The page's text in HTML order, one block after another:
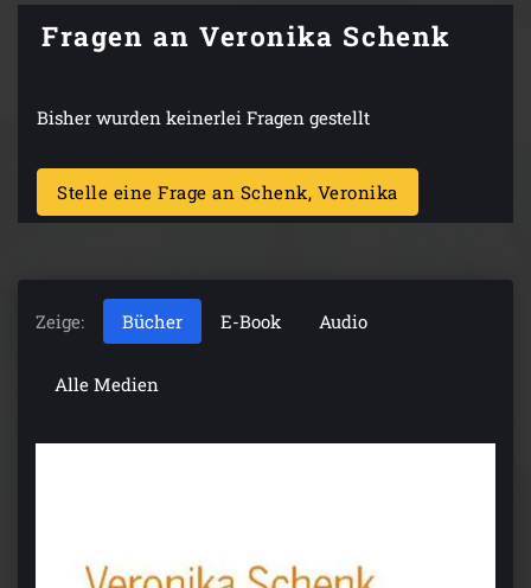
Fragen an Veronika Schenk
Bisher wurden keinerlei Fragen gestellt
Stelle eine Frage an Schenk, Veronika
Zeige: Bücher E-Book Audio
Alle Medien